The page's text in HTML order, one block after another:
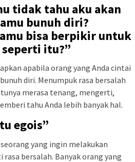
tidak tahu aku akan
bunuh diri?
bisa berpikir untuk
itu?”
apabila orang yang Anda cintai
diri. Menumpuk rasa bersalah
merasa tenang, mengerti,
tahu Anda lebih banyak hal.
egois”
yang ingin melakukan
bersalah. Banyak orang yang